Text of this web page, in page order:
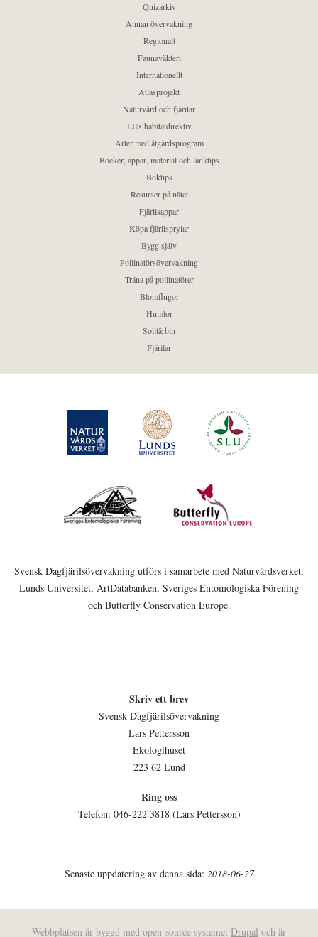
Quizarkiv
Annan övervakning
Regionalt
Faunaväkteri
Internationellt
Atlasprojekt
Naturvård och fjärilar
EUs habitatdirektiv
Arter med åtgärdsprogram
Böcker, appar, material och länktips
Boktips
Resurser på nätet
Fjärilsappar
Köpa fjärilsprylar
Bygg själv
Pollinatörsövervakning
Träna på pollinatörer
Blomflugor
Humlor
Solitärbin
Fjärilar
Svensk Dagfjärilsövervakning utförs i samarbete med Naturvårdsverket,
Lunds Universitet, ArtDatabanken, Sveriges Entomologiska Förening
och Butterfly Conservation Europe.
Skriv ett brev
Svensk Dagfjärilsövervakning
Lars Pettersson
Ekologihuset
223 62 Lund
Ring oss
Telefon: 046-222 3818 (Lars Pettersson)
Senaste uppdatering av denna sida: 2018-06-27
Webbplatsen är byggd med open-source systemet Drupal och är